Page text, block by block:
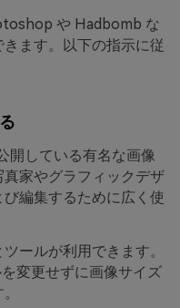
や Hadbomb な
ます。以下の指示に従
開している有名な画像
家やグラフィックデザ
編集するために広く使
ールが利用できます。
変更せずに画像サイズ